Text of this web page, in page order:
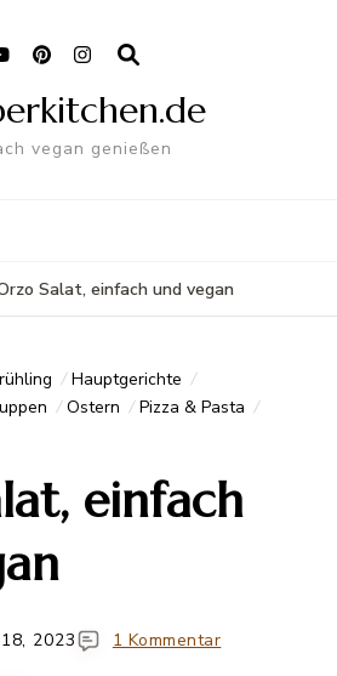
vegan genießen
Salat, einfach und vegan
Hauptgerichte
Ostern
Pizza & Pasta
einfach
2023 1 Kommentar